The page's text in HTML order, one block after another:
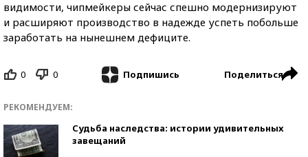
видимости, чипмейкеры сейчас спешно модернизируют
и расширяют производство в надежде успеть побольше
заработать на нынешнем дефиците.
0 0 Подпишись Поделиться
РЕКОМЕНДУЕМ:
Судьба наследства: истории удивительных
завещаний